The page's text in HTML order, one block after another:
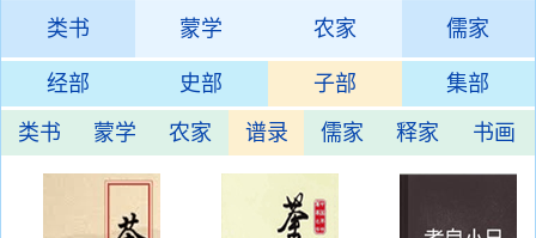
类书 蒙学 农家 儒家
经部 史部 子部 集部
类书 蒙学 农家 谱录 儒家 释家 书画